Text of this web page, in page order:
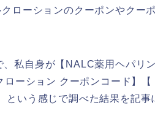
ローションのクーポンやクー
私自身が【NALC薬用ヘパリ
ローション クーポンコード】
という感じで調べた結果を記事